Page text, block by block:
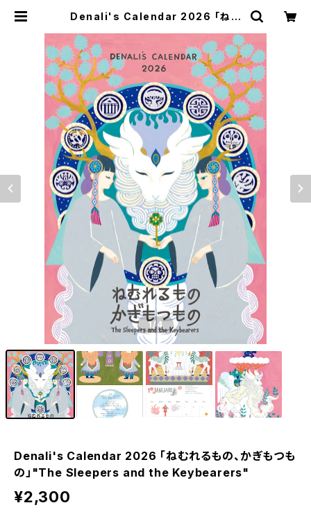
Denali's Calendar 2026 「ねむ
pers and the Keybearers" | デ
ナリのみせ
1/4
Denali's Calendar 2026 「ねむれるもの、かぎもつも
の」"The Sleepers and the Keybearers"
¥2,300